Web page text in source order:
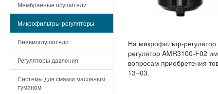
Мембранные осушители
Микрофильтры-регуляторы
Пневмоглушители
Регуляторы давления
Системы для смазки масляным
туманом
На микрофильтр-
регулятор AMR3100-F02
вопросам приобретения
13‒03.